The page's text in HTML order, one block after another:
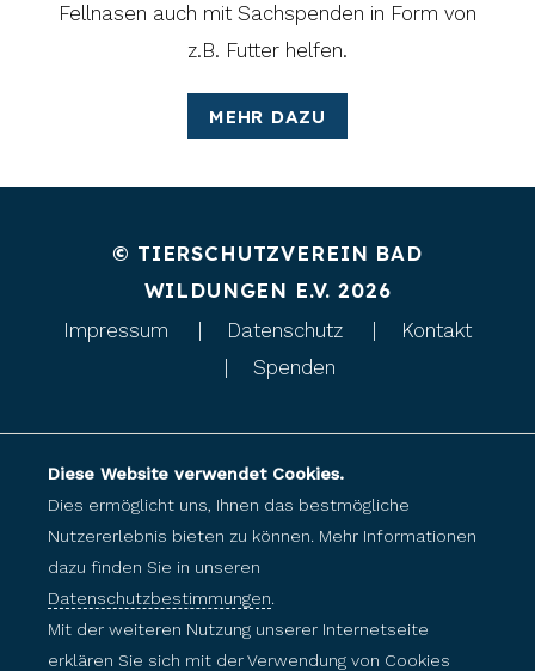
Fellnasen auch mit Sachspenden in Form von
z.B. Futter helfen.
MEHR DAZU
© TIERSCHUTZVEREIN BAD
WILDUNGEN E.V. 2026
Impressum Datenschutz
Kontakt
Spenden
Diese Website verwendet Cookies.
Dies ermöglicht uns, Ihnen das bestmögliche
Nutzererlebnis bieten zu können. Mehr Informationen
dazu finden Sie in unseren
Datenschutzbestimmungen.
Mit der weiteren Nutzung unserer Internetseite
erklären Sie sich mit der Verwendung von Cookies